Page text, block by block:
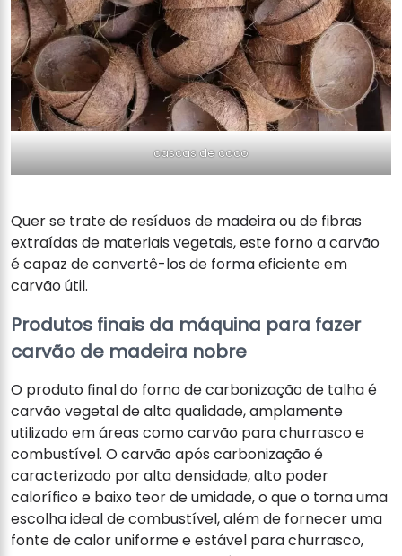
cascas de coco
Quer se trate de resíduos de madeira ou de fibras
extraídas de materiais vegetais, este forno a carvão
é capaz de convertê-los de forma eficiente em
carvão útil.
Produtos finais da máquina para fazer
carvão de madeira nobre
O produto final do forno de carbonização de talha é
carvão vegetal de alta qualidade, amplamente
utilizado em áreas como carvão para churrasco e
combustível. O carvão após carbonização é
caracterizado por alta densidade, alto poder
calorífico e baixo teor de umidade, o que o torna uma
escolha ideal de combustível, além de fornecer uma
fonte de calor uniforme e estável para churrasco,